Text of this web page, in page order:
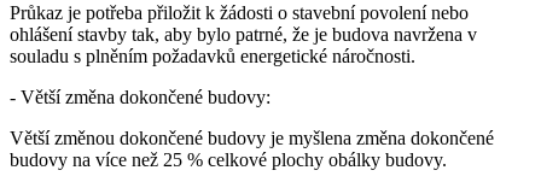
Průkaz je potřeba přiložit k žádosti o stavební povolení nebo
ohlášení stavby tak, aby bylo patrné, že je budova navržena v
souladu s plněním požadavků energetické náročnosti.
- Větší změna dokončené budovy:
Větší změnou dokončené budovy je myšlena změna dokončené
budovy na více než 25 % celkové plochy obálky budovy.